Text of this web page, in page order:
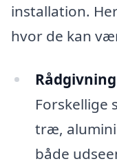
installation.
hvor de kan
Forskellige
træ,
både